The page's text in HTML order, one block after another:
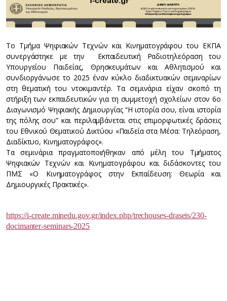
Το Τμήμα Ψηφιακών Τεχνών και Κινηματογράφου του ΕΚΠΑ
συνεργάστηκε με την Εκπαιδευτική Ραδιοτηλεόραση του
Υπουργείου Παιδείας, Θρησκευμάτων και Αθλητισμού και
συνδιοργάνωσε το 2025 έναν κύκλο διαδικτυακών σεμιναρίων
στη θεματική του ντοκιμαντέρ. Τα σεμινάρια είχαν σκοπό τη
στήριξη των εκπαιδευτικών για τη συμμετοχή σχολείων στον 6ο
Διαγωνισμό Ψηφιακής Δημιουργίας “Η ιστορία σου, είναι ιστορία
της πόλης σου” και περιλαμβάνεται στις επιμορφωτικές δράσεις
του Εθνικού Θεματικού Δικτύου «Παιδεία στα Μέσα: Τηλεόραση,
Διαδίκτυο, Κινηματογράφος».
Τα σεμινάρια πραγματοποιήθηκαν από μέλη του Τμήματος
Ψηφιακών Τεχνών και Κινηματογράφου και διδάσκοντες του
ΠΜΣ «Ο Κινηματογράφος στην Εκπαίδευση: Θεωρία και
Δημιουργικές Πρακτικές».
https://i-create.minedu.gov.gr/index.php/trechouses-draseis/230-
docimanter-seminars-2025